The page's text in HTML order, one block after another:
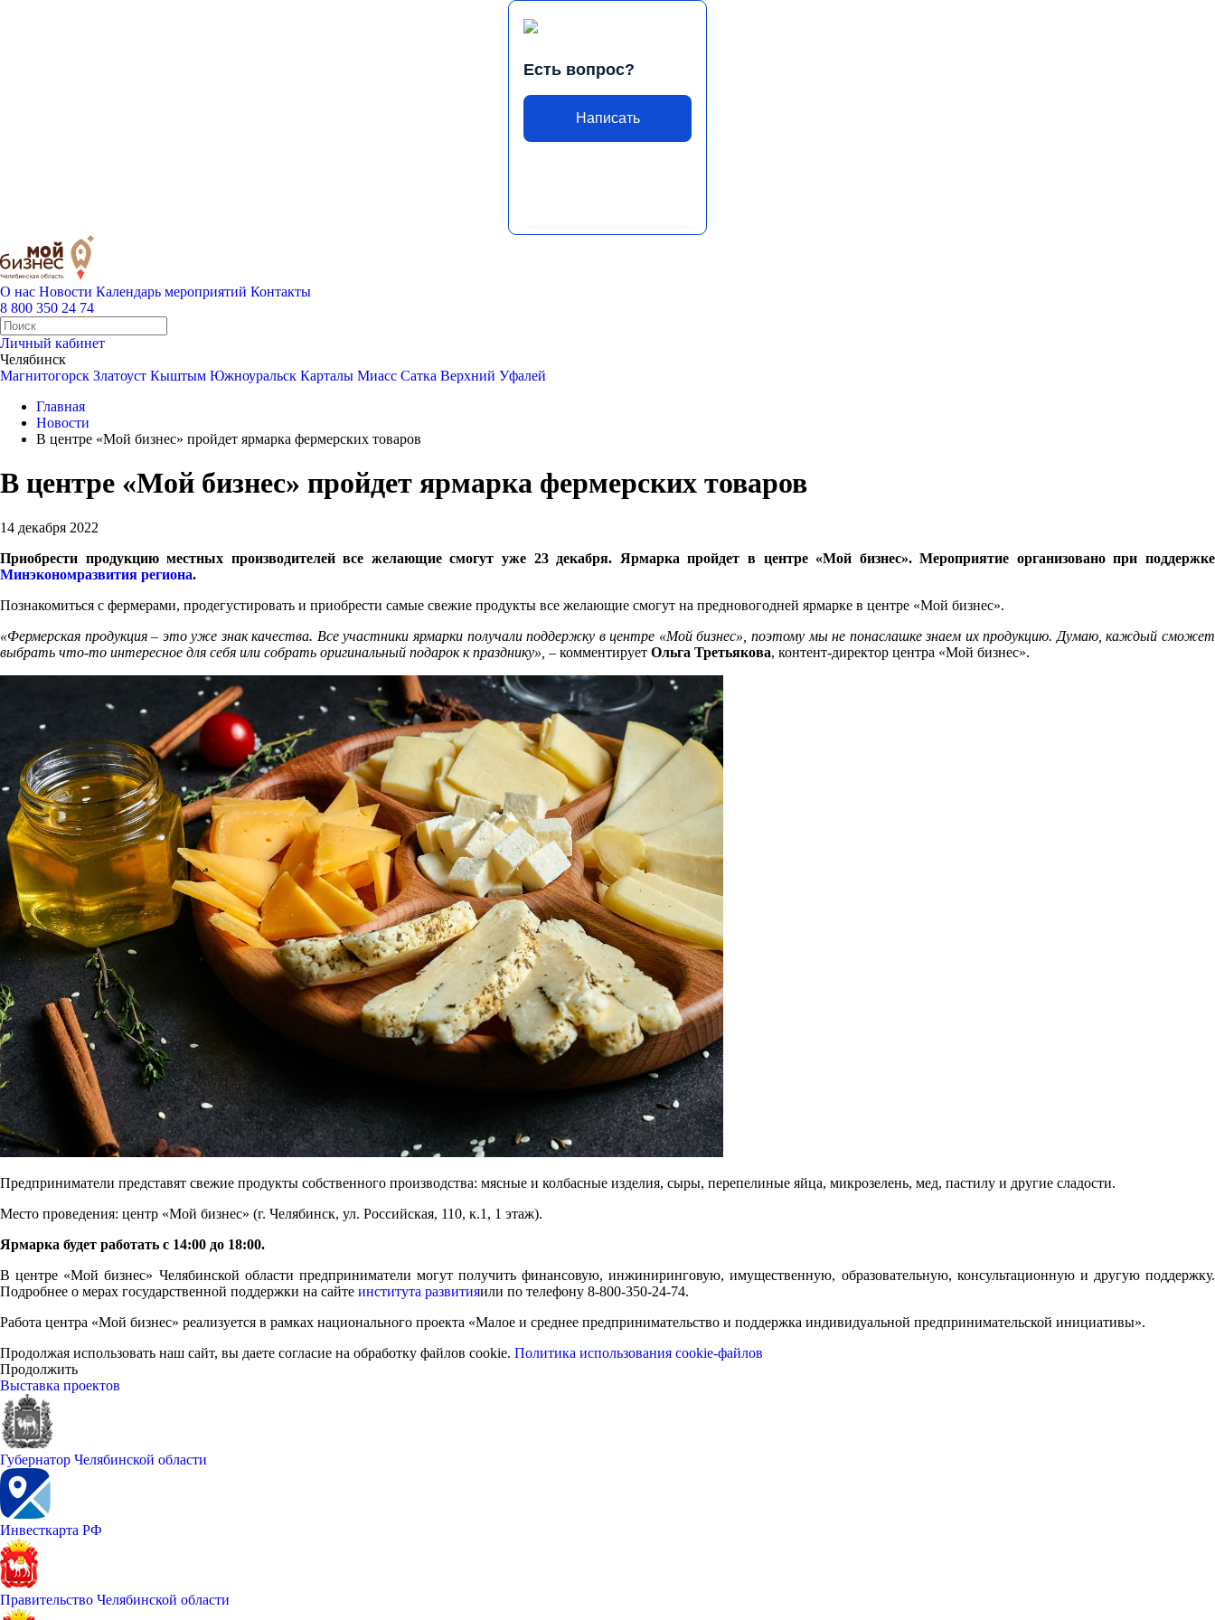
Есть вопрос?
Написать
О нас Новости Календарь мероприятий Контакты
8 800 350 24 74
Личный кабинет
Челябинск
Магнитогорск Златоуст Кыштым Южноуральск Карталы Миасс Сатка Верхний Уфалей
Главная
Новости
В центре «Мой бизнес» пройдет ярмарка фермерских товаров
В центре «Мой бизнес» пройдет ярмарка фермерских товаров
14 декабря 2022
Приобрести продукцию местных производителей все желающие смогут уже 23 декабря. Ярмарка пройдет в центре «Мой бизнес». Мероприятие организовано при поддержке
Минэкономразвития региона.
Познакомиться с фермерами, продегустировать и приобрести самые свежие продукты все желающие смогут на предновогодней ярмарке в центре «Мой бизнес».
«Фермерская продукция – это уже знак качества. Все участники ярмарки получали поддержку в центре «Мой бизнес», поэтому мы не понаслашке знаем их продукцию. Думаю, каждый сможет
выбрать что-то интересное для себя или собрать оригинальный подарок к празднику», – комментирует Ольга Третьякова, контент-директор центра «Мой бизнес».
Предприниматели представят свежие продукты собственного производства: мясные и колбасные изделия, сыры, перепелиные яйца, микрозелень, мед, пастилу и другие сладости.
Место проведения: центр «Мой бизнес» (г. Челябинск, ул. Российская, 110, к.1, 1 этаж).
Ярмарка будет работать с 14:00 до 18:00.
В центре «Мой бизнес» Челябинской области предприниматели могут получить финансовую, инжиниринговую, имущественную, образовательную, консультационную и другую поддержку.
Подробнее о мерах государственной поддержки на сайте института развитияили по телефону 8-800-350-24-74.
Работа центра «Мой бизнес» реализуется в рамках национального проекта «Малое и среднее предпринимательство и поддержка индивидуальной предпринимательской инициативы».
Продолжая использовать наш сайт, вы даете согласие на обработку файлов cookie. Политика использования cookie-файлов
Продолжить
Выставка проектов
Губернатор Челябинской области
Инвесткарта РФ
Правительство Челябинской области